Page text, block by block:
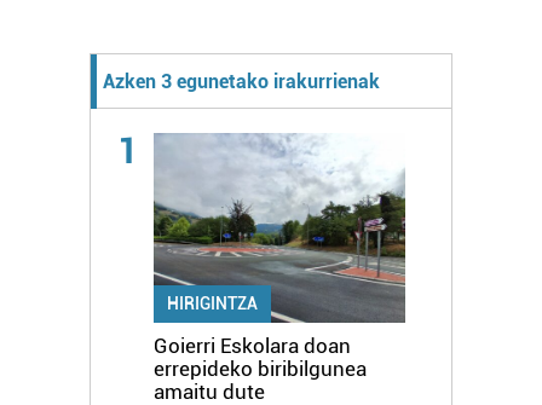
Azken 3 egunetako irakurrienak
1
HIRIGINTZA
Goierri Eskolara doan
errepideko biribilgunea
amaitu dute